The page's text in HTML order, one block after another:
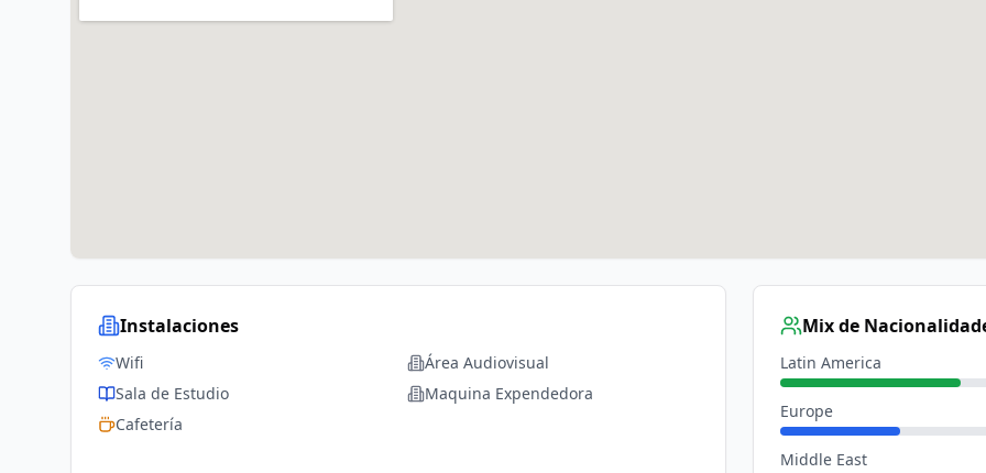
Instalaciones
Wifi
Área Audiovisual
Sala de Estudio
Maquina Expendedora
Cafetería
Mix de
Latin America
Europe
Middle East